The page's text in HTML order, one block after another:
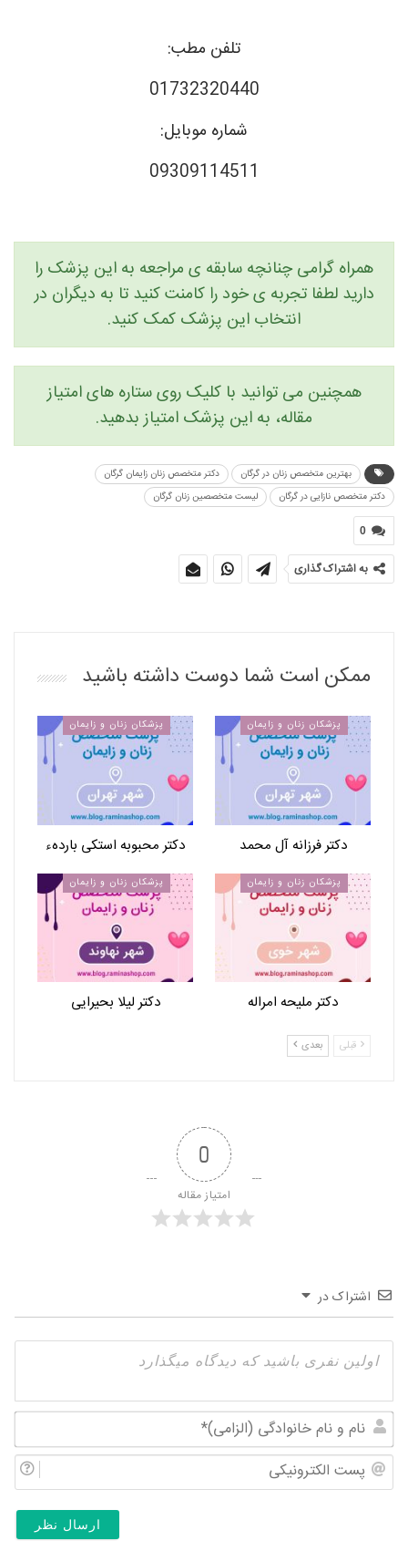
تلفن مطب:
01732320440
شماره موبایل:
09309114511
همراه گرامی چنانچه سابقه ی مراجعه به این پزشک را
دارید لطفا تجربه ی خود را کامنت کنید تا به دیگران در
انتخاب این پزشک کمک کنید.
همچنین می توانید با کلیک روی ستاره های امتیاز
مقاله، به این پزشک امتیاز بدهید.
بهترین متخصص زنان در گرگان
دکتر متخصص زنان زایمان گرگان
دکتر متخصص نازایی در گرگان
لیست متخصصین زنان گرگان
0
به اشتراک گذاری
ممکن است شما دوست داشته باشید
پزشکان زنان و زایمان
دکتر فرزانه آل محمد
پزشکان زنان و زایمان
دکتر محبوبه استکی باردهء
پزشکان زنان و زایمان
دکتر ملیحه امراله
پزشکان زنان و زایمان
دکتر لیلا بحیرایی
قبلی بعدی
0
امتیاز مقاله
اشتراک در
و